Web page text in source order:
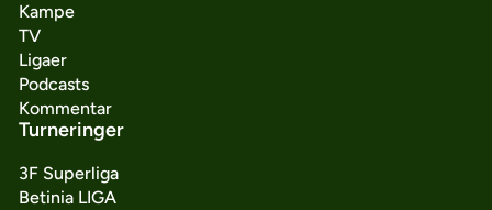
Kampe
TV
Ligaer
Podcasts
Kommentar
Turneringer
3F Superliga
Betinia LIGA